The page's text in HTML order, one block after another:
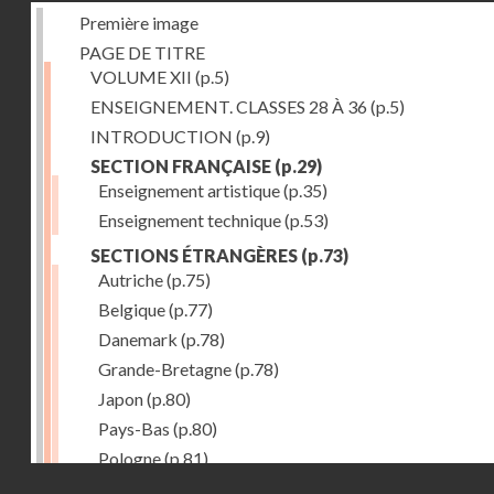
Première image
PAGE DE TITRE
VOLUME XII (p.5)
ENSEIGNEMENT. CLASSES 28 À 36 (p.5)
INTRODUCTION (p.9)
SECTION FRANÇAISE (p.29)
Enseignement artistique(p.35)
Enseignement technique(p.53)
SECTIONS ÉTRANGÈRES (p.73)
Autriche(p.75)
Belgique(p.77)
Danemark (p.78)
Grande-Bretagne(p.78)
Japon(p.80)
Pays-Bas (p.80)
Pologne(p.81)